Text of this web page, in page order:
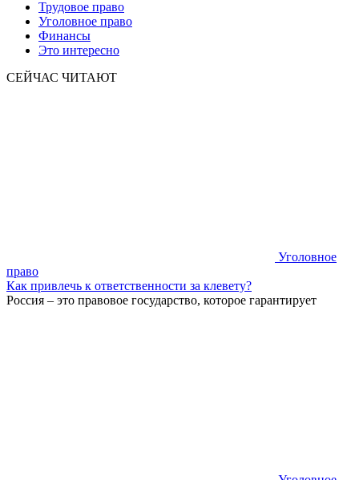
Трудовое право
Уголовное право
Финансы
Это интересно
СЕЙЧАС ЧИТАЮТ
Уголовное
право
Как привлечь к ответственности за клевету?
Россия – это правовое государство, которое гарантирует